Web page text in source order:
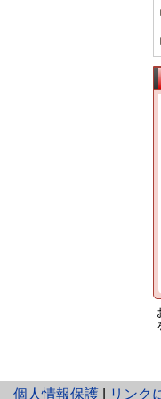
個人情報保護 と
リンク